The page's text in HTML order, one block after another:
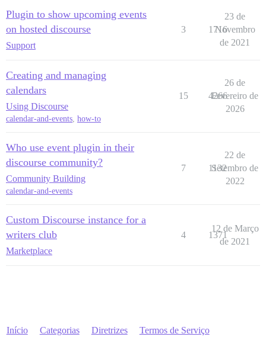
Plugin to show upcoming events
on hosted discourse
Support
3 1716
23 de
Novembro
de 2021
Creating and managing
calendars
Using Discourse
calendar-and-events how-to
15 4266
26 de
Fevereiro de
2026
Who use event plugin in their
discourse community?
Community Building
calendar-and-events
7 1132
22 de
Setembro de
2022
Custom Discourse instance for a
writers club
Marketplace
4 1371
12 de Março
de 2021
Início Categorias Diretrizes Termos de Serviço